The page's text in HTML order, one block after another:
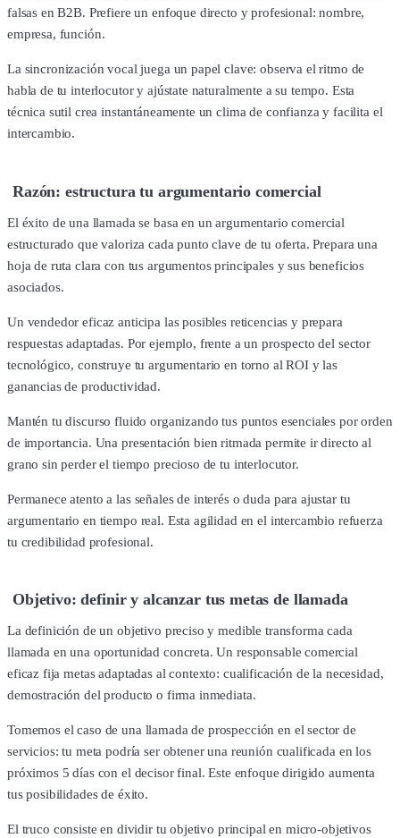
falsas en B2B. Prefiere un enfoque directo y profesional: nombre,
empresa, función.
La sincronización vocal juega un papel clave: observa el ritmo de
habla de tu interlocutor y ajústate naturalmente a su tempo. Esta
técnica sutil crea instantáneamente un clima de confianza y facilita el
intercambio.
Razón: estructura tu argumentario comercial
El éxito de una llamada se basa en un argumentario comercial
estructurado que valoriza cada punto clave de tu oferta. Prepara una
hoja de ruta clara con tus argumentos principales y sus beneficios
asociados.
Un vendedor eficaz anticipa las posibles reticencias y prepara
respuestas adaptadas. Por ejemplo, frente a un prospecto del sector
tecnológico, construye tu argumentario en torno al ROI y las
ganancias de productividad.
Mantén tu discurso fluido organizando tus puntos esenciales por orden
de importancia. Una presentación bien ritmada permite ir directo al
grano sin perder el tiempo precioso de tu interlocutor.
Permanece atento a las señales de interés o duda para ajustar tu
argumentario en tiempo real. Esta agilidad en el intercambio refuerza
tu credibilidad profesional.
Objetivo: definir y alcanzar tus metas de llamada
La definición de un objetivo preciso y medible transforma cada
llamada en una oportunidad concreta. Un responsable comercial
eficaz fija metas adaptadas al contexto: cualificación de la necesidad,
demostración del producto o firma inmediata.
Tomemos el caso de una llamada de prospección en el sector de
servicios: tu meta podría ser obtener una reunión cualificada en los
próximos 5 días con el decisor final. Este enfoque dirigido aumenta
tus posibilidades de éxito.
El truco consiste en dividir tu objetivo principal en micro-objetivos